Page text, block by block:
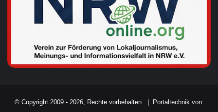
© Copyright 2009 - 2026, Rechte vorbehalten. | Portaltechnik von: